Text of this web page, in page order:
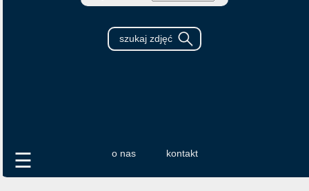
o nas kontakt
☰